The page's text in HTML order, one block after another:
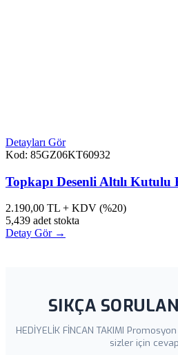
Detayları Gör
Kod: 85GZ06KT60932
Topkapı Desenli Altılı Kutulu
2.190,00 TL + KDV (%20)
5,439 adet stokta
Detay Gör →
SIKÇA SORULAN
HEDİYELİK FİNCAN TAKIMI
sizler için